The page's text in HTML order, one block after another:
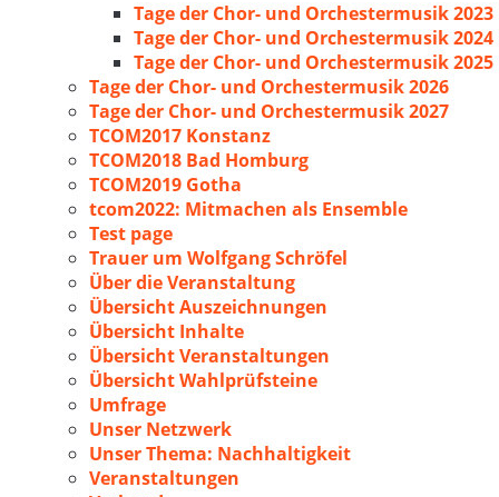
Tage der Chor- und Orchestermusik 2023
Tage der Chor- und Orchestermusik 2024
Tage der Chor- und Orchestermusik 2025
Tage der Chor- und Orchestermusik 2026
Tage der Chor- und Orchestermusik 2027
TCOM2017 Konstanz
TCOM2018 Bad Homburg
TCOM2019 Gotha
tcom2022: Mitmachen als Ensemble
Test page
Trauer um Wolfgang Schröfel
Über die Veranstaltung
Übersicht Auszeichnungen
Übersicht Inhalte
Übersicht Veranstaltungen
Übersicht Wahlprüfsteine
Umfrage
Unser Netzwerk
Unser Thema: Nachhaltigkeit
Veranstaltungen